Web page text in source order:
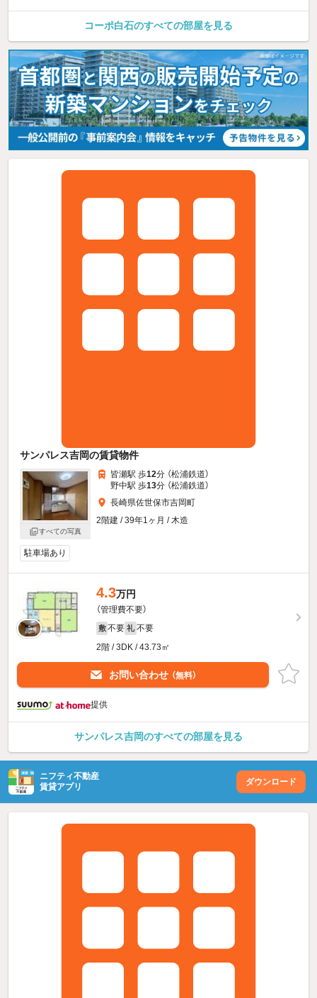
コーポ白石のすべての部屋を見る
サンパレス吉岡の賃貸物件
すべての写真
皆瀬駅 歩12分 （松浦鉄道）
野中駅 歩13分 （松浦鉄道）
長崎県佐世保市吉岡町
2階建 / 39年1ヶ月 / 木造
駐車場あり
4.3万円
（管理費不要）
敷 不要 礼 不要
2階 / 3DK / 43.73㎡
お問い合わせ （無料）
提供
サンパレス吉岡のすべての部屋を見る
ニフティ不動産
賃貸アプリ
ダウンロード